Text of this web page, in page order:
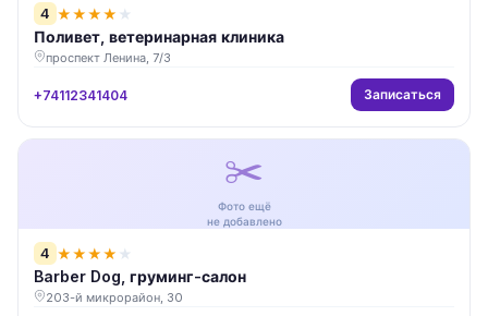
4 ★★★★ ★
Поливет, ветеринарная клиника
проспект Ленина, 7/3
+74112341404 Записаться
✂️
Фото ещё
не добавлено
4 ★★★★ ★
Barber Dog, груминг-салон
203-й микрорайон, 30